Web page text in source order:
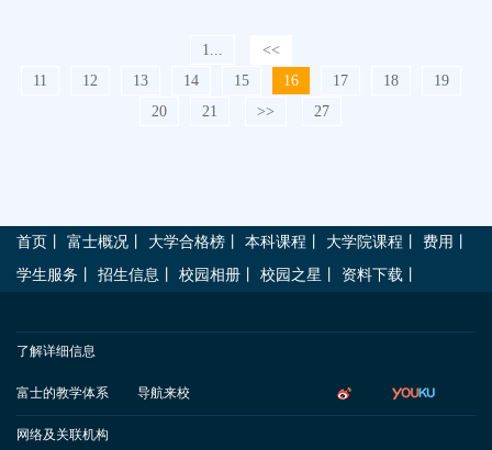
1...
<<
11
12 13 14 15 16 17 18
19
20
21 >> 27
首页 富士概况 大学合格榜 本科课程 大学院课程 费用
学生服务
招生信息 校园相册 校园之星 资料下载
了解详细信息
富士的教学体系 导航来校
网络及关联机构